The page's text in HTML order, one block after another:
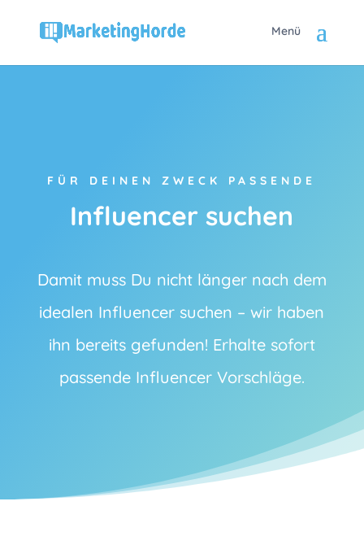
FÜR DEINEN ZWECK PASSENDE
Influencer suchen
Damit muss Du nicht länger nach dem
idealen Influencer suchen – wir haben
ihn bereits gefunden! Erhalte sofort
passende Influencer Vorschläge.